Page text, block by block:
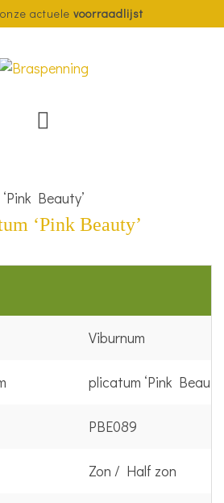
actuele voorraadlijst
‘Pink Beauty’
Viburnum
plicatum ‘Pink Beauty’
PBE089
Zon / Half zon